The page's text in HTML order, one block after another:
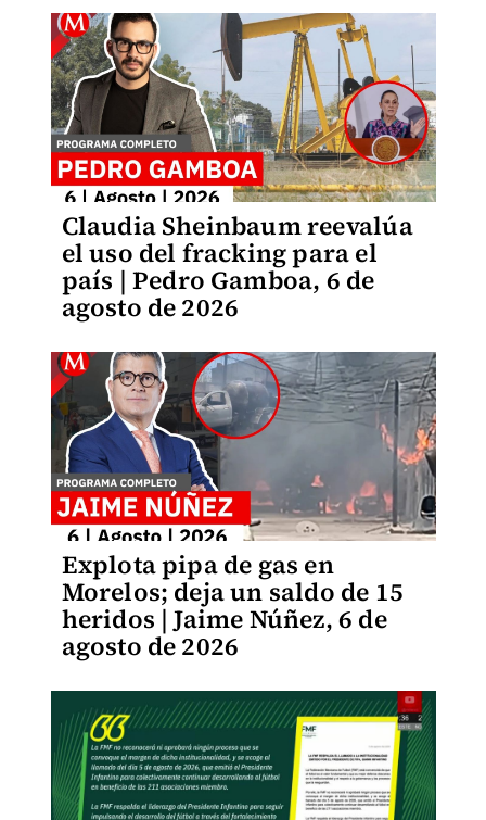
Claudia Sheinbaum reevalúa
el uso del fracking para el
país | Pedro Gamboa, 6 de
agosto de 2026
Explota pipa de gas en
Morelos; deja un saldo de 15
heridos | Jaime Núñez, 6 de
agosto de 2026